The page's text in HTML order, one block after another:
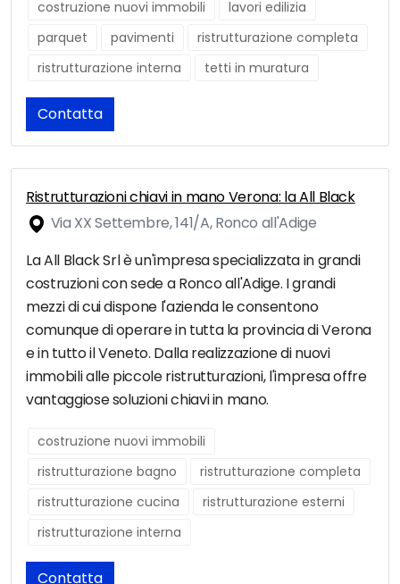
costruzione nuovi immobili
lavori edilizia
parquet
pavimenti
ristrutturazione completa
ristrutturazione interna
tetti in muratura
Contatta
Ristrutturazioni chiavi in mano Verona: la All Black
Via XX Settembre, 141/A, Ronco all'Adige
La All Black Srl è un'impresa specializzata in grandi
costruzioni con sede a Ronco all'Adige. I grandi
mezzi di cui dispone l'azienda le consentono
comunque di operare in tutta la provincia di Verona
e in tutto il Veneto. Dalla realizzazione di nuovi
immobili alle piccole ristrutturazioni, l'impresa offre
vantaggiose soluzioni chiavi in mano.
costruzione nuovi immobili
ristrutturazione bagno
ristrutturazione completa
ristrutturazione cucina
ristrutturazione esterni
ristrutturazione interna
Contatta